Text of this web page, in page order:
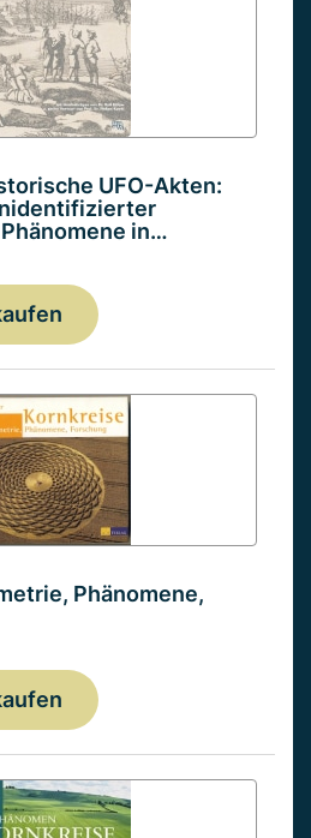
UFO-Akten:
in…
Phänomene,